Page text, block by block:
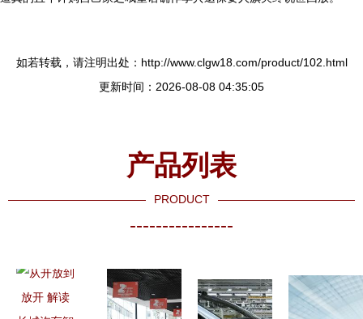
如若转载，请注明出处：http://www.clgw18.com/product/102.html
更新时间：2026-08-08 04:35:05
产品列表
PRODUCT
----------------